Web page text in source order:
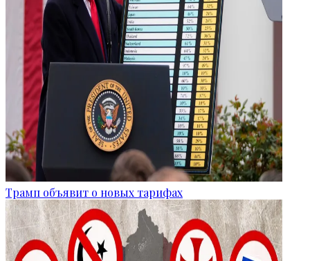
Трамп объявит о новых тарифах